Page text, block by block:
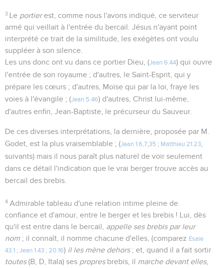
3 Le portierest, comme nous l'avons indiqué, ce serviteur
armé qui veillait à l'entrée du bercail. Jésus n'ayant point
interprété ce trait de la similitude, les exégètes ont voulu
suppléer à son silence.
Les uns donc ont vu dans ce portier Dieu, (Jean 6.44) qui ouvre
l'entrée de son royaume ; d'autres, le Saint-Esprit, qui y
prépare les cœurs ; d'autres, Moïse qui par la loi, fraye les
voies à l'évangile ; (Jean 5.46) d'autres, Christ lui-même,
d'autres enfin, Jean-Baptiste, le précurseur du Sauveur.
De ces diverses interprétations, la dernière, proposée par M.
Godet, est la plus vraisemblable ; (Jean 1.6,7 35 ; Matthieu 21.23
suivants) mais il nous paraît plus naturel de voir seulement
dans ce détail l'indication que le vrai berger trouve accès au
bercail des brebis.
4 Admirable tableau d'une relation intime pleine de
confiance et d'amour, entre le berger et les brebis ! Lui, dès
qu'il est entre dans le bercail, appelle ses brebis par leur
nom ; il connaît, il nomme chacune d'elles, (comparez Esaïe
43.1 ; Jean 1.43 ; 20.16) il les mène dehors; et, quand il a fait sortir
toutes(B, D, Itala) ses propresbrebis, il marche devant elles,